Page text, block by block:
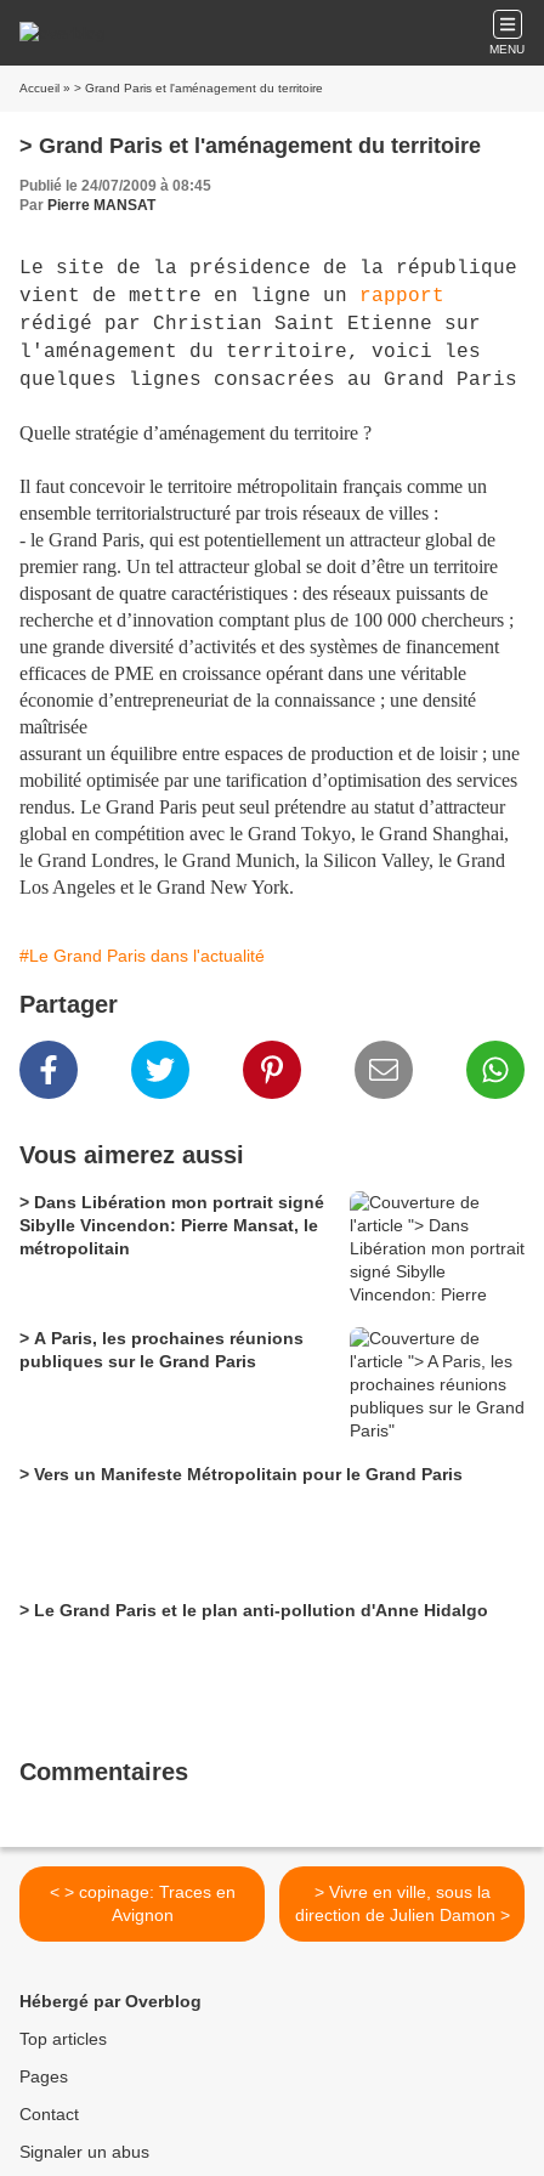
MENU
Accueil » > Grand Paris et l'aménagement du territoire
> Grand Paris et l'aménagement du territoire
Publié le 24/07/2009 à 08:45
Par Pierre MANSAT
Le site de la présidence de la république
vient de mettre en ligne un
rapport
rédigé par Christian Saint Etienne sur
l'aménagement du territoire, voici les
quelques lignes consacrées au Grand Paris
Quelle stratégie d’aménagement du territoire ?
Il faut concevoir le territoire métropolitain français comme un
ensemble territorialstructuré par trois réseaux de villes :
- le Grand Paris, qui est potentiellement un attracteur global de
premier rang. Un tel attracteur global se doit d’être un territoire
disposant de quatre caractéristiques : des réseaux puissants de
recherche et d’innovation comptant plus de 100 000 chercheurs ;
une grande diversité d’activités et des systèmes de financement
efficaces de PME en croissance opérant dans une véritable
économie d’entrepreneuriat de la connaissance ; une densité
maîtrisée
assurant un équilibre entre espaces de production et de loisir ; une
mobilité optimisée par une tarification d’optimisation des services
rendus. Le Grand Paris peut seul prétendre au statut d’attracteur
global en compétition avec le Grand Tokyo, le Grand Shanghai,
le Grand Londres, le Grand Munich, la Silicon Valley, le Grand
Los Angeles et le Grand New York.
#Le Grand Paris dans l'actualité
Partager
Vous aimerez aussi
> Dans Libération mon portrait signé
Sibylle Vincendon: Pierre Mansat, le
métropolitain
> A Paris, les prochaines réunions
publiques sur le Grand Paris
> Vers un Manifeste Métropolitain pour le Grand Paris
> Le Grand Paris et le plan anti-pollution d'Anne Hidalgo
Commentaires
< > copinage: Traces en
Avignon
> Vivre en ville, sous la
direction de Julien Damon >
Hébergé par Overblog
Top articles
Pages
Contact
Signaler un abus